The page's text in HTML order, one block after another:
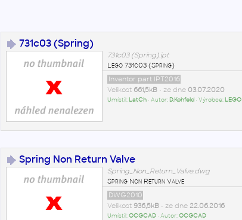
731c03 (Spring)
731c03 (Spring).ipt
Lego 731c03 (Spring)
Inventor part IPT2016
Velikost 661,5kB• ze dne 03.07.2020
Umístil: LatCh• Autor: D.Kohfeld• Výrobce: LEGO
Spring Non Return Valve
Spring_Non_Return_Valve.dwg
Spring Non Return Valve
DWG2010
Velikost 936,5kB• ze dne 22.06.2016
Umístil:OCGCAD• Autor:OCGCAD